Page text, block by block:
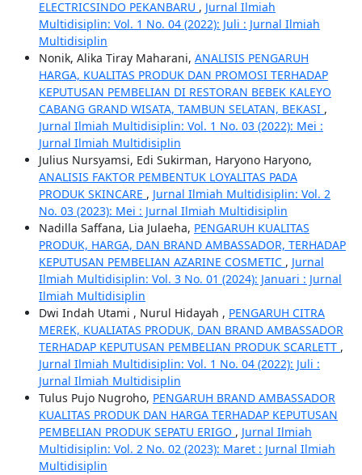
ELECTRICSINDO PEKANBARU , Jurnal Ilmiah
Multidisiplin: Vol. 1 No. 04 (2022): Juli : Jurnal Ilmiah
Multidisiplin
Nonik, Alika Tiray Maharani, ANALISIS PENGARUH
HARGA, KUALITAS PRODUK DAN PROMOSI TERHADAP
KEPUTUSAN PEMBELIAN DI RESTORAN BEBEK KALEYO
CABANG GRAND WISATA, TAMBUN SELATAN, BEKASI ,
Jurnal Ilmiah Multidisiplin: Vol. 1 No. 03 (2022): Mei :
Jurnal Ilmiah Multidisiplin
Julius Nursyamsi, Edi Sukirman, Haryono Haryono,
ANALISIS FAKTOR PEMBENTUK LOYALITAS PADA
PRODUK SKINCARE , Jurnal Ilmiah Multidisiplin: Vol. 2
No. 03 (2023): Mei : Jurnal Ilmiah Multidisiplin
Nadilla Saffana, Lia Julaeha, PENGARUH KUALITAS
PRODUK, HARGA, DAN BRAND AMBASSADOR, TERHADAP
KEPUTUSAN PEMBELIAN AZARINE COSMETIC , Jurnal
Ilmiah Multidisiplin: Vol. 3 No. 01 (2024): Januari : Jurnal
Ilmiah Multidisiplin
Dwi Indah Utami , Nurul Hidayah , PENGARUH CITRA
MEREK, KUALIATAS PRODUK, DAN BRAND AMBASSADOR
TERHADAP KEPUTUSAN PEMBELIAN PRODUK SCARLETT ,
Jurnal Ilmiah Multidisiplin: Vol. 1 No. 04 (2022): Juli :
Jurnal Ilmiah Multidisiplin
Tulus Pujo Nugroho, PENGARUH BRAND AMBASSADOR
KUALITAS PRODUK DAN HARGA TERHADAP KEPUTUSAN
PEMBELIAN PRODUK SEPATU ERIGO , Jurnal Ilmiah
Multidisiplin: Vol. 2 No. 02 (2023): Maret : Jurnal Ilmiah
Multidisiplin